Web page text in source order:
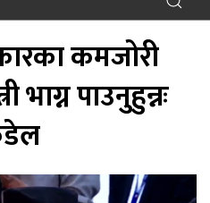
कमजोरी
भाग्न पाउनुहुन्नः